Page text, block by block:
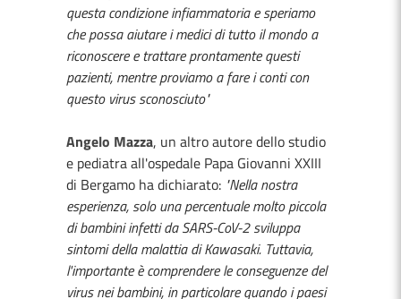
questa condizione infiammatoria e speriamo
che possa aiutare i medici di tutto il mondo a
riconoscere e trattare prontamente questi
pazienti, mentre proviamo a fare i conti con
questo virus sconosciuto"
Angelo Mazza, un altro autore dello studio
e pediatra all'ospedale Papa Giovanni XXIII
di Bergamo ha dichiarato: "Nella nostra
esperienza, solo una percentuale molto piccola
di bambini infetti da SARS-CoV-2 sviluppa
sintomi della malattia di Kawasaki. Tuttavia,
l'importante è comprendere le conseguenze del
virus nei bambini, in particolare quando i paesi